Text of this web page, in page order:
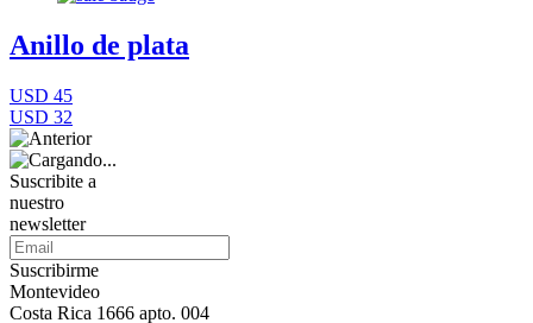
Anillo de plata
USD 45
USD 32
Suscribite a
nuestro
newsletter
Suscribirme
Montevideo
Costa Rica 1666 apto. 004